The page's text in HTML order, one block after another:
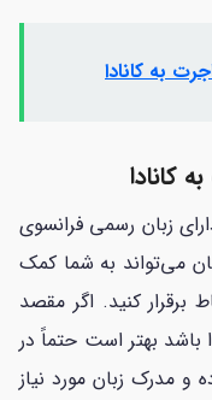
به کانادا
کانادا
زبان رسمی فرانسوی
می‌تواند به شما کمک
برقرار کنید. اگر مقصد
باشد بهتر است حتماً در
و مدرک زبان مورد نیاز